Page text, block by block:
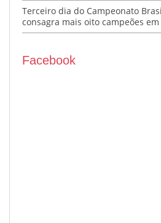
Terceiro dia do Campeonato
consagra mais oito campeões em
Facebook